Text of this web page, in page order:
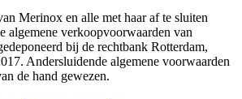
Merinox en alle met haar af te sluiten
algemene verkoopvoorwaarden van
bij de rechtbank Rotterdam,
Andersluidende algemene voorwaarden
de hand gewezen.